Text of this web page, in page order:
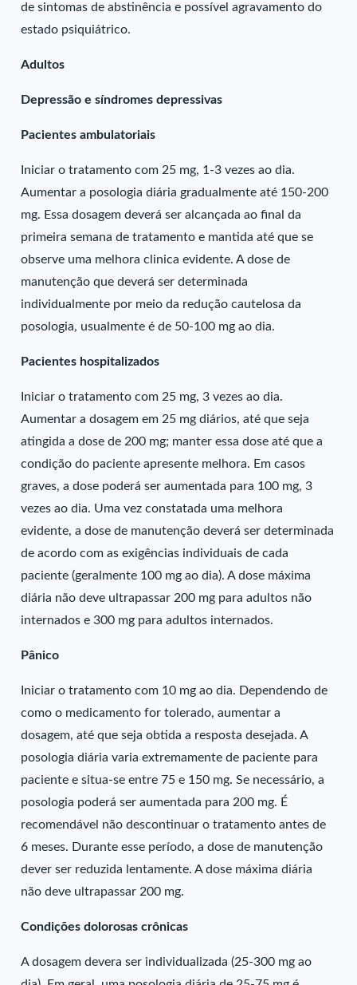
de sintomas de abstinência e possível agravamento do
estado psiquiátrico.
Adultos
Depressão e síndromes depressivas
Pacientes ambulatoriais
Iniciar o tratamento com 25 mg, 1-3 vezes ao dia.
Aumentar a posologia diária gradualmente até 150-200
mg. Essa dosagem deverá ser alcançada ao final da
primeira semana de tratamento e mantida até que se
observe uma melhora clinica evidente. A dose de
manutenção que deverá ser determinada
individualmente por meio da redução cautelosa da
posologia, usualmente é de 50-100 mg ao dia.
Pacientes hospitalizados
Iniciar o tratamento com 25 mg, 3 vezes ao dia.
Aumentar a dosagem em 25 mg diários, até que seja
atingida a dose de 200 mg; manter essa dose até que a
condição do paciente apresente melhora. Em casos
graves, a dose poderá ser aumentada para 100 mg, 3
vezes ao dia. Uma vez constatada uma melhora
evidente, a dose de manutenção deverá ser determinada
de acordo com as exigências individuais de cada
paciente (geralmente 100 mg ao dia). A dose máxima
diária não deve ultrapassar 200 mg para adultos não
internados e 300 mg para adultos internados.
Pânico
Iniciar o tratamento com 10 mg ao dia. Dependendo de
como o medicamento for tolerado, aumentar a
dosagem, até que seja obtida a resposta desejada. A
posologia diária varia extremamente de paciente para
paciente e situa-se entre 75 e 150 mg. Se necessário, a
posologia poderá ser aumentada para 200 mg. É
recomendável não descontinuar o tratamento antes de
6 meses. Durante esse período, a dose de manutenção
dever ser reduzida lentamente. A dose máxima diária
não deve ultrapassar 200 mg.
Condições dolorosas crônicas
A dosagem devera ser individualizada (25-300 mg ao